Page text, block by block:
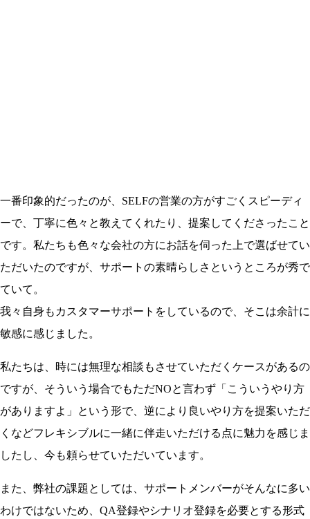
一番印象的だったのが、SELFの営業の方がすごくスピーディ
ーで、丁寧に色々と教えてくれたり、提案してくださったこと
です。私たちも色々な会社の方にお話を伺った上で選ばせてい
ただいたのですが、サポートの素晴らしさというところが秀で
ていて。
我々自身もカスタマーサポートをしているので、そこは余計に
敏感に感じました。
私たちは、時には無理な相談もさせていただくケースがあるの
ですが、そういう場合でもただNOと言わず「こういうやり方
がありますよ」という形で、逆により良いやり方を提案いただ
くなどフレキシブルに一緒に伴走いただける点に魅力を感じま
したし、今も頼らせていただいています。
また、弊社の課題としては、サポートメンバーがそんなに多い
わけではないため、QA登録やシナリオ登録を必要とする形式